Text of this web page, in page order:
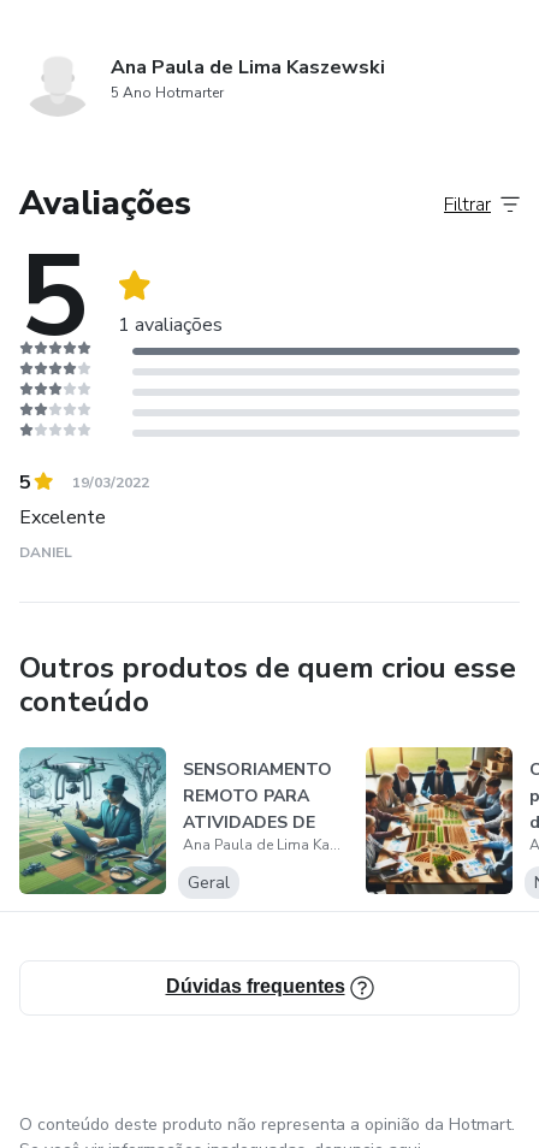
Ana Paula de Lima Kaszewski
5 Ano Hotmarter
Avaliações
5 1 avaliações
Filtrar
5 19/03/2022
Excelente
DANIEL
Outros produtos de quem criou esse
conteúdo
SENSORIAMENTO
REMOTO PARA
ATIVIDADES DE
GARANTIAS,
PERÍCIA E...
Ana Paula de Lima Kaszewski
Geral
Dúvidas frequentes
O conteúdo deste produto não representa a opinião da Hotmart.